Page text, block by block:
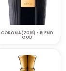
CORONA (2016) • BLEND
OUD